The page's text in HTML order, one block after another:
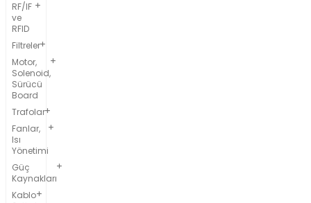
RF/IF
ve
RFID
Filtreler
Motor,
Solenoid,
Sürücü
Board
Trafolar
Fanlar,
Isı
Yönetimi
Güç
Kaynakları
Kablo